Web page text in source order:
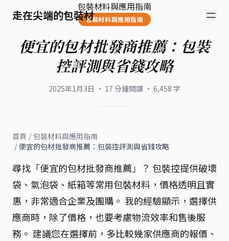
走在尖端的包裝材
包裝材料與應用指南
包裝材料與應用指南
便宜的包材批發商推薦：包裝
控評測與省錢攻略
2025年1月3日 · 17 分鐘閱讀 · 6,458 字
首頁 / 包裝材料與應用指南
/ 便宜的包材批發商推薦：包裝控評測與省錢攻略
尋找「便宜的包材批發商推薦」？ 包裝控提供破壞
袋、氣泡袋、紙箱等常用包裝材料，價格透明且實
惠，非常適合企業及團購。 我的經驗顯示，選擇供
應商時，除了價格，也要考慮物流效率和售後服
務。 建議您在選擇前，多比較幾家供應商的報價、